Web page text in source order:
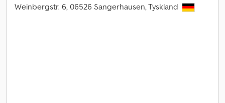
Weinbergstr. 6, 06526 Sangerhausen, Tyskland